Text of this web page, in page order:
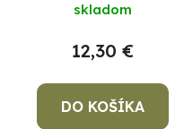
skladom
12,30 €
DO KOŠÍKA